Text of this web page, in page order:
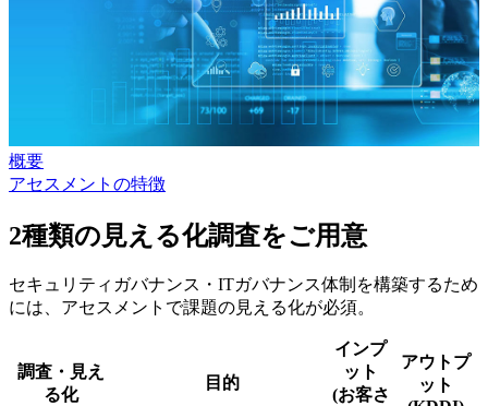
概要
アセスメントの特徴
2種類の見える化調査をご用意
セキュリティガバナンス・ITガバナンス体制を構築するため
には、アセスメントで課題の見える化が必須。
調査・見え
る化
目的
インプ
ット
(お客さ
アウトプ
ット